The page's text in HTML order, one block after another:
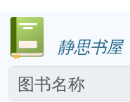
静思书屋